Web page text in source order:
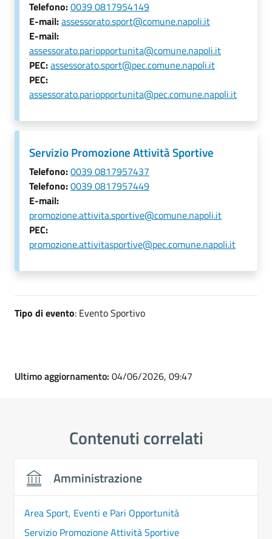
Telefono:0039 0817954149
E-mail:assessorato.sport@comune.napoli.it
E-mail:
assessorato.pariopportunita@comune.napoli.it
PEC:assessorato.sport@pec.comune.napoli.it
PEC:
assessorato.pariopportunita@pec.comune.napoli.it
Servizio Promozione Attività Sportive
Telefono:0039 0817957437
Telefono:0039 0817957449
E-mail:
promozione.attivita.sportive@comune.napoli.it
PEC:
promozione.attivitasportive@pec.comune.napoli.it
Tipo di evento: Evento Sportivo
Ultimo aggiornamento: 04/06/2026, 09:47
Contenuti correlati
Amministrazione
Area Sport, Eventi e Pari Opportunità
Servizio Promozione Attività Sportive